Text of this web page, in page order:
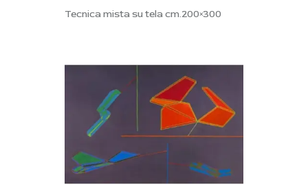
Tecnica mista su tela cm.200×300